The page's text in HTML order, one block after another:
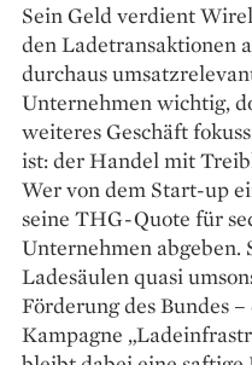
Sein Geld verdient
den Ladetransaktionen
durchaus
Unternehmen wichtig,
weiteres Geschäft
ist: der Handel mit
Wer von dem Start-up
seine THG-Quote für
Unternehmen
Ladesäulen quasi
Förderung des Bundes
Kampagne